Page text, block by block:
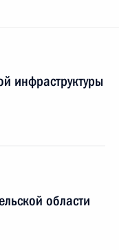
инфраструктуры
области